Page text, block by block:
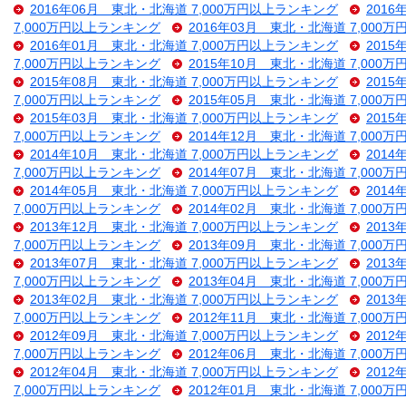
2016年06月 東北・北海道 7,000万円以上ランキング
2016
7,000万円以上ランキング
2016年03月 東北・北海道 7,000万
2016年01月 東北・北海道 7,000万円以上ランキング
2015
7,000万円以上ランキング
2015年10月 東北・北海道 7,000万
2015年08月 東北・北海道 7,000万円以上ランキング
2015
7,000万円以上ランキング
2015年05月 東北・北海道 7,000万
2015年03月 東北・北海道 7,000万円以上ランキング
2015
7,000万円以上ランキング
2014年12月 東北・北海道 7,000万
2014年10月 東北・北海道 7,000万円以上ランキング
2014
7,000万円以上ランキング
2014年07月 東北・北海道 7,000万
2014年05月 東北・北海道 7,000万円以上ランキング
2014
7,000万円以上ランキング
2014年02月 東北・北海道 7,000万
2013年12月 東北・北海道 7,000万円以上ランキング
2013
7,000万円以上ランキング
2013年09月 東北・北海道 7,000万
2013年07月 東北・北海道 7,000万円以上ランキング
2013
7,000万円以上ランキング
2013年04月 東北・北海道 7,000万
2013年02月 東北・北海道 7,000万円以上ランキング
2013
7,000万円以上ランキング
2012年11月 東北・北海道 7,000万
2012年09月 東北・北海道 7,000万円以上ランキング
2012
7,000万円以上ランキング
2012年06月 東北・北海道 7,000万
2012年04月 東北・北海道 7,000万円以上ランキング
2012
7,000万円以上ランキング
2012年01月 東北・北海道 7,000万